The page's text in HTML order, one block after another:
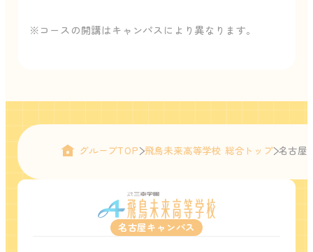
※コースの開講はキャンパスにより異なります。
グループTOP 飛鳥未来高等学校 総合トップ 名古屋
名古屋キャンパス